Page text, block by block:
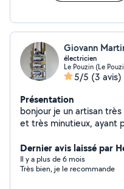
Giovann
électricien
Le Pouzin (Le
5/5 (3 avis)
Présentation
bonjour je un artisan
et très minutieux, ayant
fais principalement de
salle de bains clefs en
de sols. N'hésitez pas à
Dernier avis laissé par
Il y a plus de 6 mois
Très bien, je le recommande